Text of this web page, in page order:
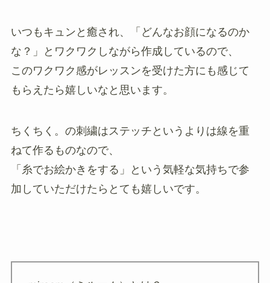
いつもキュンと癒され、「どんなお顔になるのか
な？」とワクワクしながら作成しているので、
このワクワク感がレッスンを受けた方にも感じて
もらえたら嬉しいなと思います。
ちくちく。の刺繍はステッチというよりは線を重
ねて作るものなので、
「糸でお絵かきをする」という気軽な気持ちで参
加していただけたらとても嬉しいです。